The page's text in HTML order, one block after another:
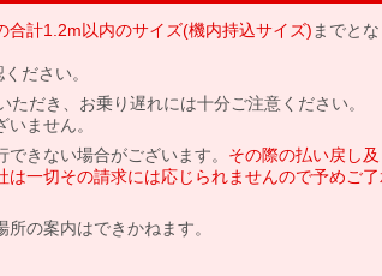
合計1.2m以内のサイズ(機内持込サイズ) までと
ださい。
だき、お乗り遅れには十分ご注意ください。
ません。
きない場合がございます。 その際の払い戻し及
一切その請求には応じられませんので予めご
の案内はできかねます。